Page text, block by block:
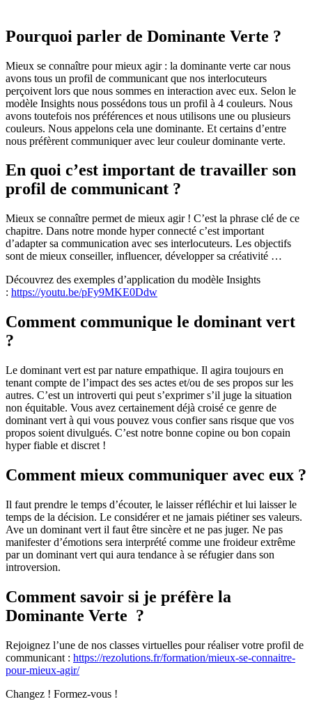
Pourquoi parler de Dominante Verte ?
Mieux se connaître pour mieux agir : la dominante verte car nous
avons tous un profil de communicant que nos interlocuteurs
perçoivent lors que nous sommes en interaction avec eux. Selon le
modèle Insights nous possédons tous un profil à 4 couleurs. Nous
avons toutefois nos préférences et nous utilisons une ou plusieurs
couleurs. Nous appelons cela une dominante. Et certains d’entre
nous préfèrent communiquer avec leur couleur dominante verte.
En quoi c’est important de travailler son
profil de communicant ?
Mieux se connaître permet de mieux agir ! C’est la phrase clé de ce
chapitre. Dans notre monde hyper connecté c’est important
d’adapter sa communication avec ses interlocuteurs. Les objectifs
sont de mieux conseiller, influencer, développer sa créativité …
Découvrez des exemples d’application du modèle Insights
: https://youtu.be/pFy9MKE0Ddw
Comment communique le dominant vert
?
Le dominant vert est par nature empathique. Il agira toujours en
tenant compte de l’impact des ses actes et/ou de ses propos sur les
autres. C’est un introverti qui peut s’exprimer s’il juge la situation
non équitable. Vous avez certainement déjà croisé ce genre de
dominant vert à qui vous pouvez vous confier sans risque que vos
propos soient divulgués. C’est notre bonne copine ou bon copain
hyper fiable et discret !
Comment mieux communiquer avec eux ?
Il faut prendre le temps d’écouter, le laisser réfléchir et lui laisser le
temps de la décision. Le considérer et ne jamais piétiner ses valeurs.
Ave un dominant vert il faut être sincère et ne pas juger. Ne pas
manifester d’émotions sera interprété comme une froideur extrême
par un dominant vert qui aura tendance à se réfugier dans son
introversion.
Comment savoir si je préfère la
Dominante Verte ?
Rejoignez l’une de nos classes virtuelles pour réaliser votre profil de
communicant : https://rezolutions.fr/formation/mieux-se-connaitre-
pour-mieux-agir/
Changez ! Formez-vous !